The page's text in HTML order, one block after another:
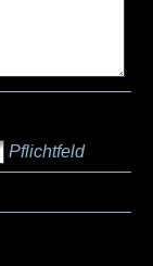
Pflichtfeld